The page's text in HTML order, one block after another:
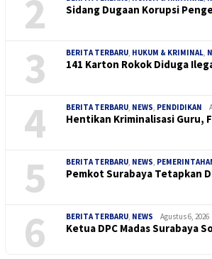
2 Sidang Dugaan Korupsi
3 BERITA TERBARU, HUKUM & KRIMINAL,
141 Karton Rokok Diduga
4 BERITA TERBARU, NEWS, PENDIDIKAN
Hentikan Kriminalisasi Guru,
5 BERITA TERBARU, NEWS,
Pemkot Surabaya Tetapkan
6 BERITA TERBARU, NEWS Agustus 6, 2026
Ketua DPC Madas Surabaya